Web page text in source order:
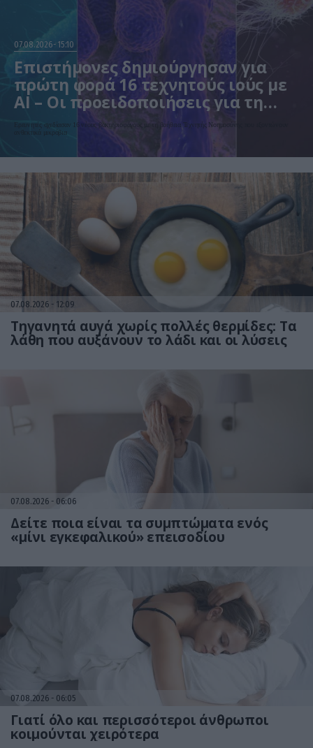
07.08.2026 15:10
Επιστήμονες δημιούργησαν για
πρώτη φορά 16 τεχνητούς ιούς με
AI – Οι προειδοποιήσεις για τη
βιοασφάλεια
Ερευνητές σχεδίασαν 16 νέους βακτηριοφάγους με τη βοήθεια Τεχνητής Νοημοσύνης που εξοντώνουν
ανθεκτικά μικρόβια
07.08.2026 12:09
Τηγανητά αυγά χωρίς πολλές θερμίδες: Τα
λάθη που αυξάνουν το λάδι και οι λύσεις
07.08.2026 06:06
Δείτε ποια είναι τα συμπτώματα ενός
«μίνι εγκεφαλικού» επεισοδίου
07.08.2026 06:05
Γιατί όλο και περισσότεροι άνθρωποι
κοιμούνται χειρότερα